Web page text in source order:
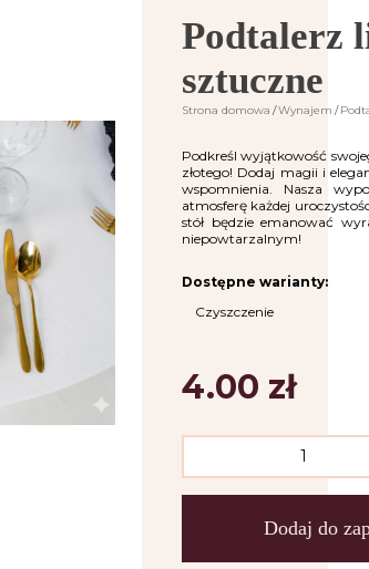
Podtalerz
sztuczne
Strona domowa Wynajem
Podkreśl wyjątkowość
złotego! Dodaj magii i
wspomnienia. Nasza
atmosferę każdej
stół będzie emanować
niepowtarzalnym!
Dostępne warianty:
Czyszczenie
4.00 zł
Dodaj do